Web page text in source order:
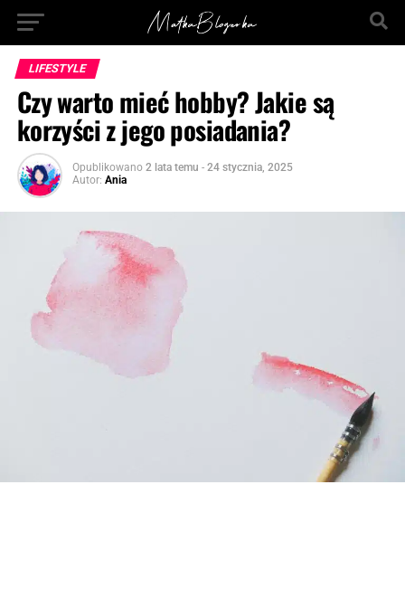
LIFESTYLE
Czy warto mieć hobby? Jakie są
korzyści z jego posiadania?
Opublikowano 2 lata temu - 24 stycznia, 2025
Autor: Ania